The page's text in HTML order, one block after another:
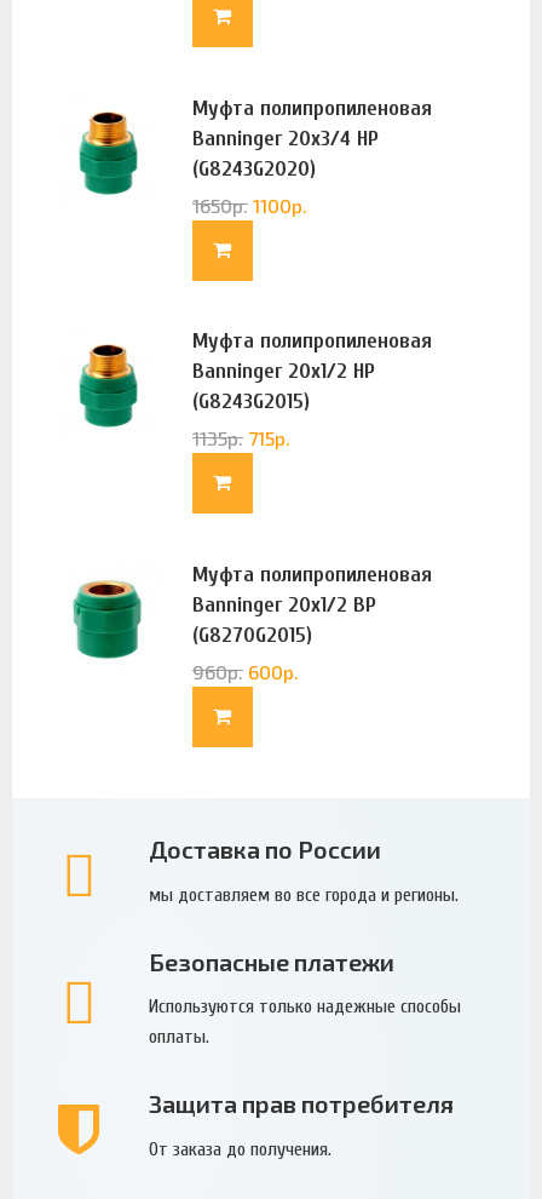
Муфта полипропиленовая
Banninger 20х3/4 НР
(G8243G2020)
1650р. 1100р.
Муфта полипропиленовая
Banninger 20х1/2 НР
(G8243G2015)
1135р. 715р.
Муфта полипропиленовая
Banninger 20х1/2 ВР
(G8270G2015)
960р. 600р.
Доставка по России
мы доставляем во все города и регионы.
Безопасные платежи
Используются только надежные способы
оплаты.
Защита прав потребителя
От заказа до получения.